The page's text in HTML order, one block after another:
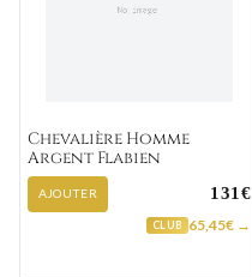
Chevalière Homme
Argent Flabien
AJOUTER 131€
CLUB 65,45€ →